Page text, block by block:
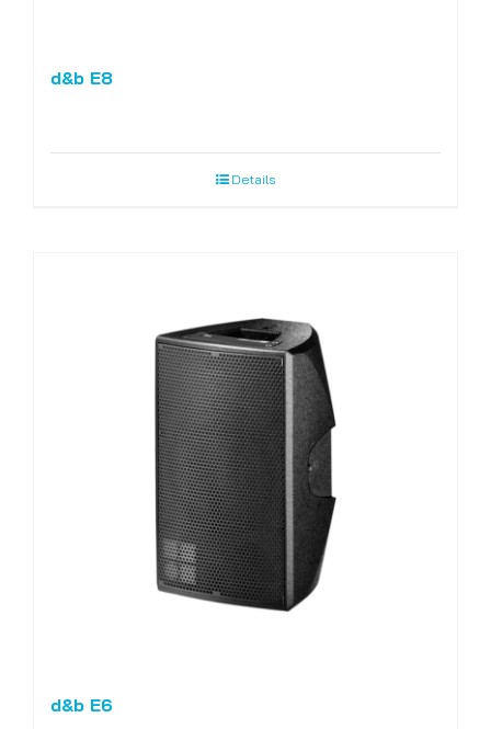
d&b E8
Details
d&b E6